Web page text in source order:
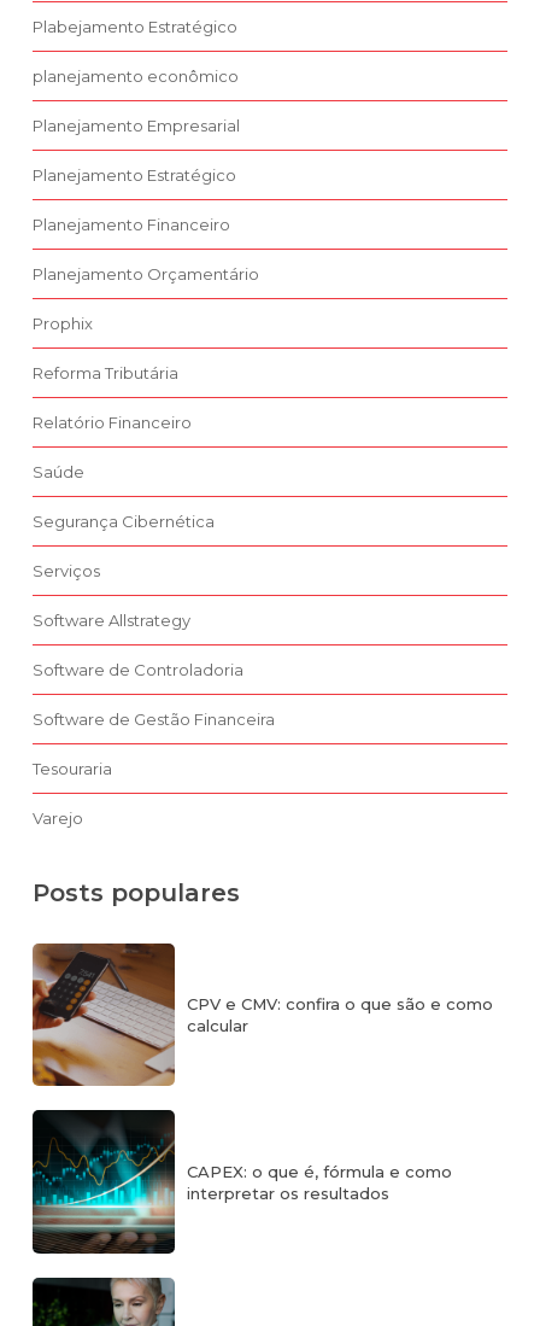
Plabejamento Estratégico
planejamento econômico
Planejamento Empresarial
Planejamento Estratégico
Planejamento Financeiro
Planejamento Orçamentário
Prophix
Reforma Tributária
Relatório Financeiro
Saúde
Segurança Cibernética
Serviços
Software Allstrategy
Software de Controladoria
Software de Gestão Financeira
Tesouraria
Varejo
Posts populares
CPV e CMV: confira o que são e como
calcular
CAPEX: o que é, fórmula e como
interpretar os resultados